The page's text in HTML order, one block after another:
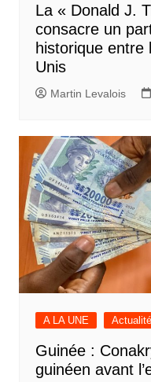
La « Donald J.
consacre un
historique entre
Unis
Martin Levalois
A LA UNE
Guinée :
guinéen avant